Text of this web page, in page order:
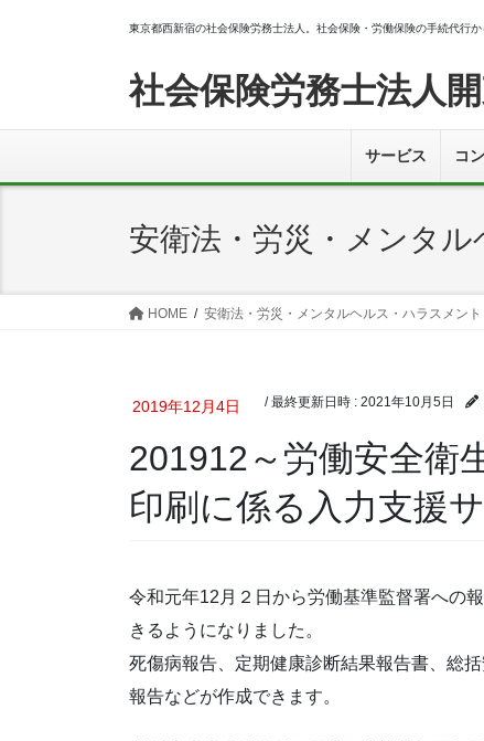
東京都西新宿の社会保険労務士法人。社会保険・労働保険の手続代行
社会保険労務士法人
サービス コ
安衛法・労災・メンタ
HOME 安衛法・労災・メンタルヘルス・ハラスメント
2019年12月4日 / 最終更新日時 : 2021年10月5日
201912～労働安全衛
印刷に係る入力支援
令和元年12月２日から労働基準監督署への
きるようになりました。
死傷病報告、定期健康診断結果報告書、総
報告などが作成できます。